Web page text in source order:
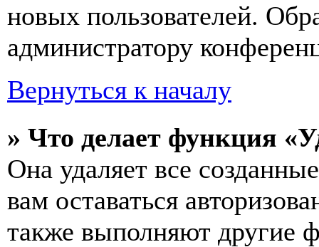
новых пользователей.
администратору
Вернуться к началу
» Что делает функция
Она удаляет все
вам оставаться
также выполняют другие